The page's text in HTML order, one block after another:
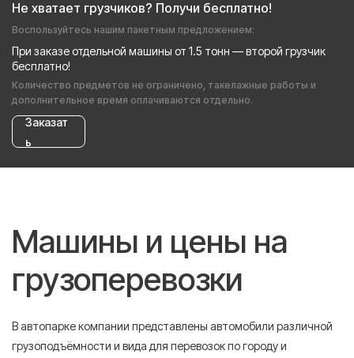
Не хватает грузчиков? Получи бесплатно!
Воспользуйтесь нашим пакетным предложением:
При заказе отдельной машины от 1.5 тонн — второй грузчик
бесплатно!
Количество предметов не ограничено, такелажные работы и
дополнительное время оплачиваются отдельно.
Заказат
ь
Машины и цены на
грузоперевозки
В автопарке компании представлены автомобили различной
грузоподъёмности и вида для перевозок по городу и